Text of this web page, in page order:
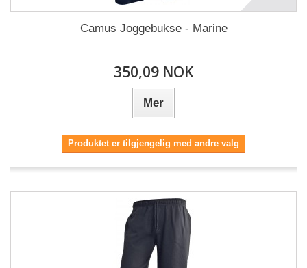
Camus Joggebukse - Marine
350,09 NOK
Mer
Produktet er tilgjengelig med andre valg